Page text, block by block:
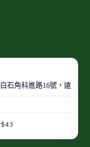
石角科進路16號，遠離